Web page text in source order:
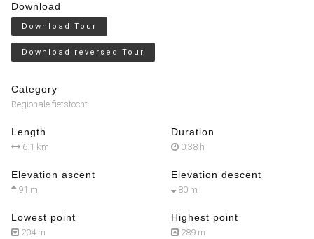
Download
Download Tour
Download reversed Tour
Category
Regionale fietstocht
Length
6.1 km
Duration
0:38 h
Elevation ascent
91 m
Elevation descent
80 m
Lowest point
204 m
Highest point
289 m